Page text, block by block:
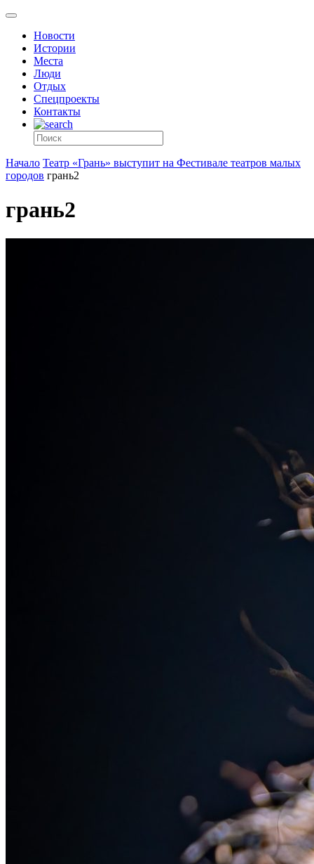
Новости
Истории
Места
Люди
Отдых
Спецпроекты
Контакты
Начало Театр «Грань» выступит на Фестивале театров малых
городов грань2
грань2